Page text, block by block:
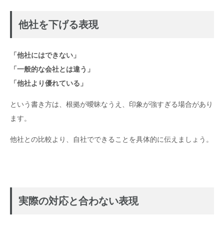
他社を下げる表現
「他社にはできない」
「一般的な会社とは違う」
「他社より優れている」
という書き方は、根拠が曖昧なうえ、印象が強すぎる場合があり
ます。
他社との比較より、自社でできることを具体的に伝えましょう。
実際の対応と合わない表現